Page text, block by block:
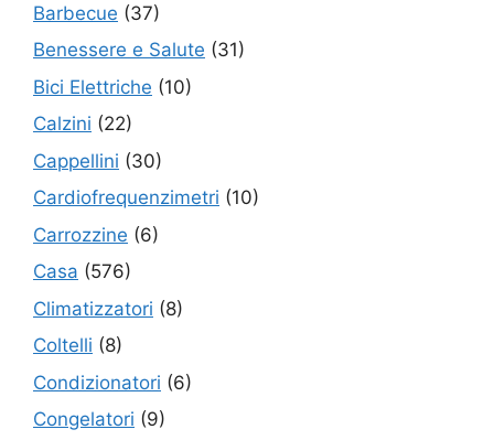
Barbecue (37)
Benessere e Salute (31)
Bici Elettriche (10)
Calzini (22)
Cappellini (30)
Cardiofrequenzimetri (10)
Carrozzine (6)
Casa (576)
Climatizzatori (8)
Coltelli (8)
Condizionatori (6)
Congelatori (9)